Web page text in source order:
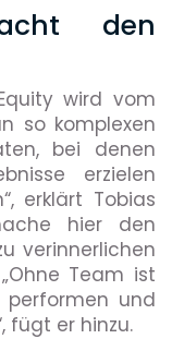
den
wird vom
so komplexen
bei denen
erzielen
erklärt Tobias
hier den
verinnerlichen
Team ist
und
fügt er hinzu.